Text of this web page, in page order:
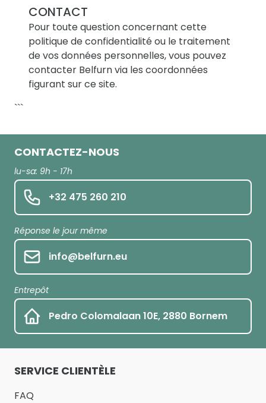
CONTACT
Pour toute question concernant cette
politique de confidentialité ou le traitement
de vos données personnelles, vous pouvez
contacter Belfurn via les coordonnées
figurant sur ce site.
```
CONTACTEZ-NOUS
lu-sa: 9h - 17h
+32 475 260 210
Réponse le jour même
info@belfurn.eu
Entrepôt
Pedro Colomalaan 10E, 2880 Bornem
SERVICE CLIENTÈLE
FAQ